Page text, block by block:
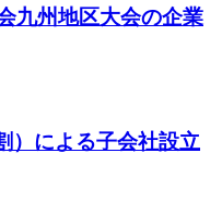
九州地区大会の企業
）による子会社設立